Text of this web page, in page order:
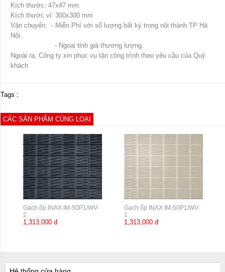
Kích thước: 47x47 mm
Kích thước vỉ: 300x300 mm
Vận chuyển: - Miễn Phí với số lượng bất kỳ trong nội thành TP Hà
Nội.
- Ngoại tỉnh giá thương lượng.
Ngoài ra, Công ty xin phục vụ tận công trình theo yêu cầu của Quý
khách
Tags :
CÁC SẢN PHẨM CÙNG LOẠI
Gạch ốp INAX IM-50P1/WV-
2
1,313,000 đ
Gạch ốp INAX IM-50P1/WV-
1
1,313,000 đ